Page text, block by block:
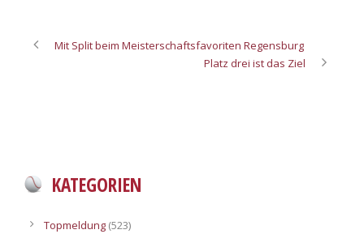
Mit Split beim Meisterschaftsfavoriten Regensburg
Platz drei ist das Ziel
KATEGORIEN
Topmeldung (523)